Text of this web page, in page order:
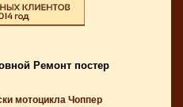
мотоцикла Чоппер